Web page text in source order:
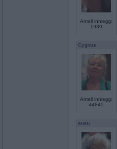
Antall innlegg:
1939
Cygnus
Antall innlegg:
44845
auau